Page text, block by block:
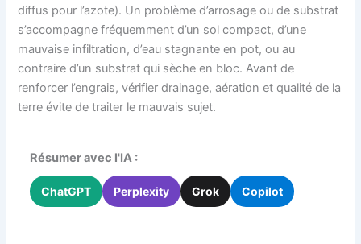
diffus pour l’azote). Un problème d’arrosage ou de substrat
s’accompagne fréquemment d’un sol compact, d’une
mauvaise infiltration, d’eau stagnante en pot, ou au
contraire d’un substrat qui sèche en bloc. Avant de
renforcer l’engrais, vérifier drainage, aération et qualité de la
terre évite de traiter le mauvais sujet.
Résumer avec l'IA :
ChatGPT Perplexity Grok Copilot